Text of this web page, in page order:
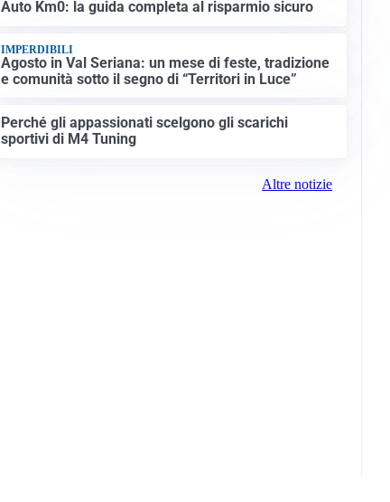
Auto Km0: la guida completa al risparmio sicuro
IMPERDIBILI
Agosto in Val Seriana: un mese di feste, tradizione
e comunità sotto il segno di “Territori in Luce”
Perché gli appassionati scelgono gli scarichi
sportivi di M4 Tuning
Altre notizie